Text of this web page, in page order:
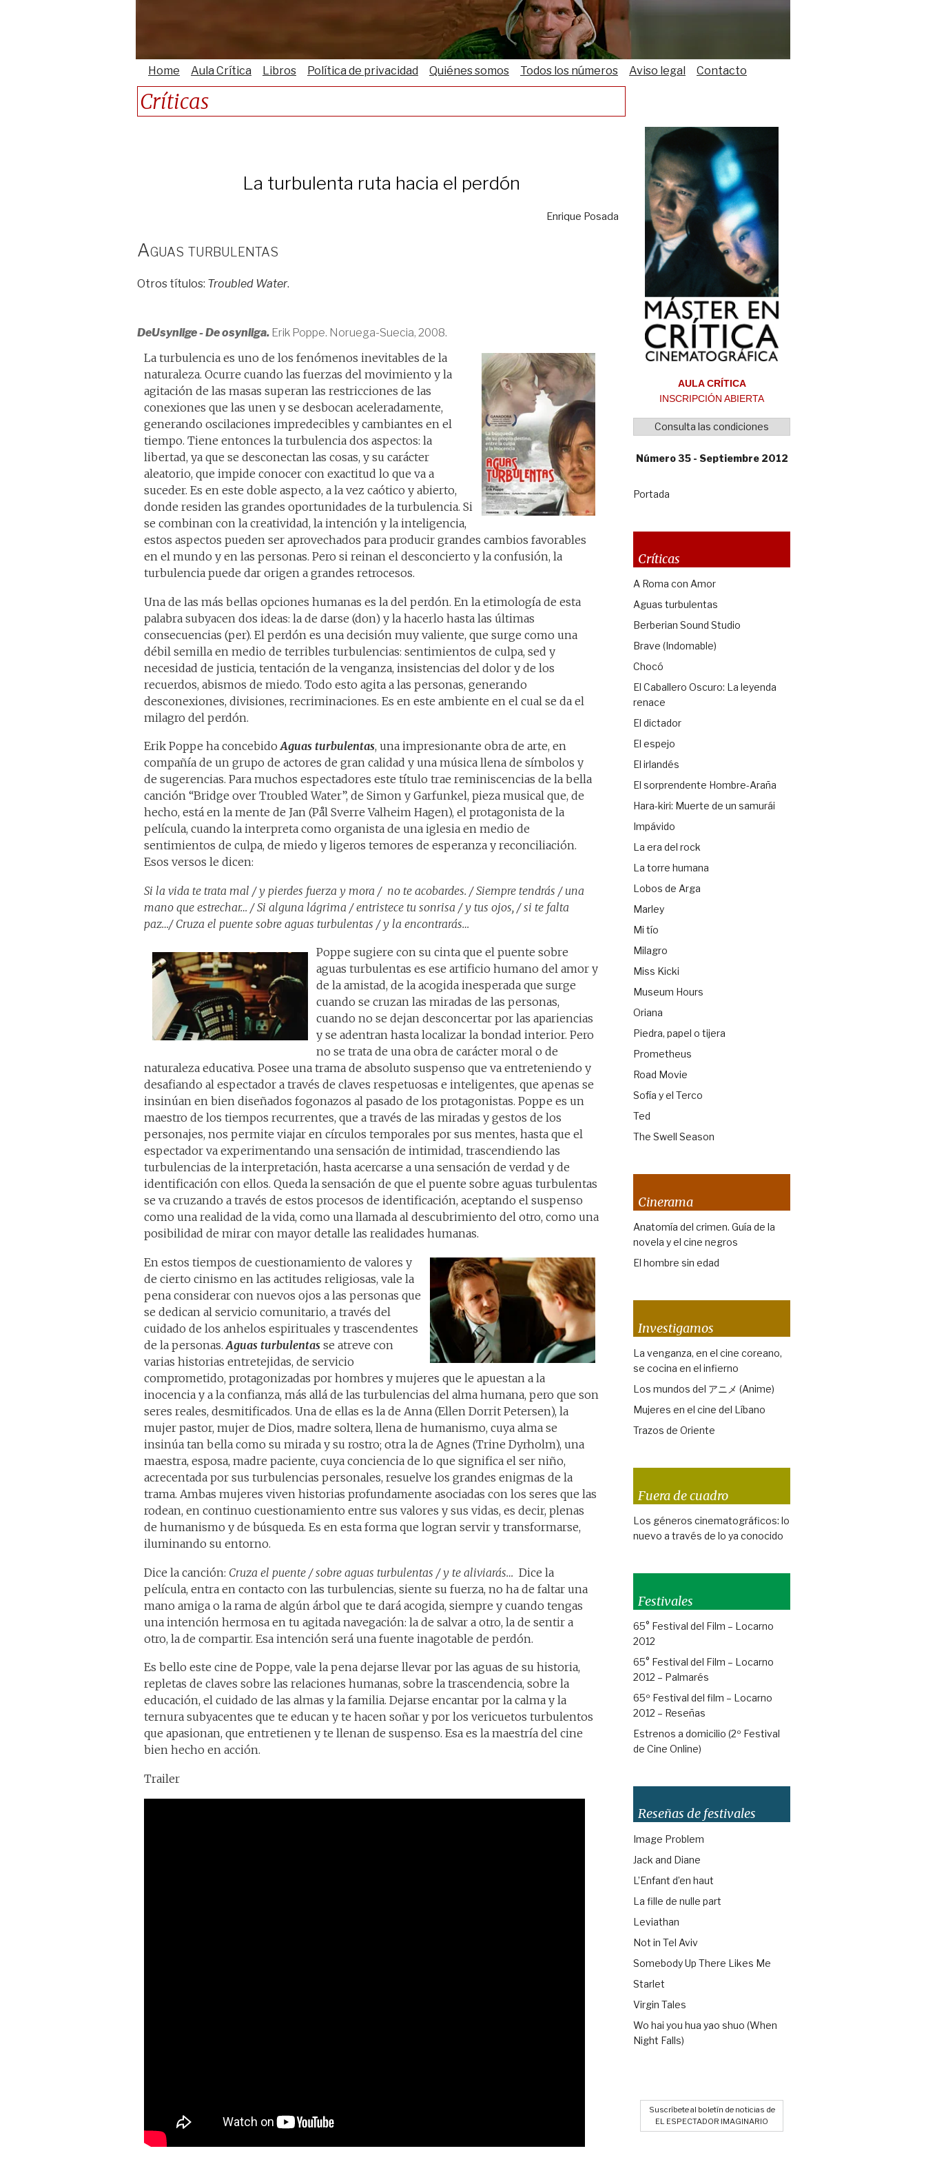
Home Aula Crítica Libros Política de privacidad Quiénes somos Todos los números Aviso legal Contacto
Críticas
La turbulenta ruta hacia el perdón
Enrique Posada
Aguas turbulentas
Otros títulos: Troubled Water.
DeUsynlige - De osynliga. Erik Poppe. Noruega-Suecia, 2008.
La turbulencia es uno de los fenómenos inevitables de la
naturaleza. Ocurre cuando las fuerzas del movimiento y la
agitación de las masas superan las restricciones de las
conexiones que las unen y se desbocan aceleradamente,
generando oscilaciones impredecibles y cambiantes en el
tiempo. Tiene entonces la turbulencia dos aspectos: la
libertad, ya que se desconectan las cosas, y su carácter
aleatorio, que impide conocer con exactitud lo que va a
suceder. Es en este doble aspecto, a la vez caótico y abierto,
donde residen las grandes oportunidades de la turbulencia. Si
se combinan con la creatividad, la intención y la inteligencia,
estos aspectos pueden ser aprovechados para producir grandes cambios favorables
en el mundo y en las personas. Pero si reinan el desconcierto y la confusión, la
turbulencia puede dar origen a grandes retrocesos.
Una de las más bellas opciones humanas es la del perdón. En la etimología de esta
palabra subyacen dos ideas: la de darse (don) y la hacerlo hasta las últimas
consecuencias (per). El perdón es una decisión muy valiente, que surge como una
débil semilla en medio de terribles turbulencias: sentimientos de culpa, sed y
necesidad de justicia, tentación de la venganza, insistencias del dolor y de los
recuerdos, abismos de miedo. Todo esto agita a las personas, generando
desconexiones, divisiones, recriminaciones. Es en este ambiente en el cual se da el
milagro del perdón.
Erik Poppe ha concebidoAguas turbulentas, una impresionante obra de arte, en
compañía de un grupo de actores de gran calidad y una música llena de símbolos y
de sugerencias. Para muchos espectadores este título trae reminiscencias de la bella
canción “Bridge over Troubled Water”, de Simon y Garfunkel, pieza musical que, de
hecho, está en la mente de Jan (Pål Sverre Valheim Hagen), el protagonista de la
película, cuando la interpreta como organista de una iglesia en medio de
sentimientos de culpa, de miedo y ligeros temores de esperanza y reconciliación.
Esos versos le dicen:
Si la vida te trata mal / y pierdes fuerza y mora / no te acobardes. / Siempre tendrás / una
mano que estrechar… / Si alguna lágrima / entristece tu sonrisa / y tus ojos, / si te falta
paz…/ Cruza el puente sobre aguas turbulentas / y la encontrarás…
Poppe sugiere con su cinta que el puente sobre
aguas turbulentas es ese artificio humano del amor y
de la amistad, de la acogida inesperada que surge
cuando se cruzan las miradas de las personas,
cuando no se dejan desconcertar por las apariencias
y se adentran hasta localizar la bondad interior. Pero
no se trata de una obra de carácter moral o de
naturaleza educativa. Posee una trama de absoluto suspenso que va entreteniendo y
desafiando al espectador a través de claves respetuosas e inteligentes, que apenas se
insinúan en bien diseñados fogonazos al pasado de los protagonistas. Poppe es un
maestro de los tiempos recurrentes, que a través de las miradas y gestos de los
personajes, nos permite viajar en círculos temporales por sus mentes, hasta que el
espectador va experimentando una sensación de intimidad, trascendiendo las
turbulencias de la interpretación, hasta acercarse a una sensación de verdad y de
identificación con ellos. Queda la sensación de que el puente sobre aguas turbulentas
se va cruzando a través de estos procesos de identificación, aceptando el suspenso
como una realidad de la vida, como una llamada al descubrimiento del otro, como una
posibilidad de mirar con mayor detalle las realidades humanas.
En estos tiempos de cuestionamiento de valores y
de cierto cinismo en las actitudes religiosas, vale la
pena considerar con nuevos ojos a las personas que
se dedican al servicio comunitario, a través del
cuidado de los anhelos espirituales y trascendentes
de la personas. Aguas turbulentas se atreve con
varias historias entretejidas, de servicio
comprometido, protagonizadas por hombres y mujeres que le apuestan a la
inocencia y a la confianza, más allá de las turbulencias del alma humana, pero que son
seres reales, desmitificados. Una de ellas es la de Anna (Ellen Dorrit Petersen), la
mujer pastor, mujer de Dios, madre soltera, llena de humanismo, cuya alma se
insinúa tan bella como su mirada y su rostro; otra la de Agnes (Trine Dyrholm), una
maestra, esposa, madre paciente, cuya conciencia de lo que significa el ser niño,
acrecentada por sus turbulencias personales, resuelve los grandes enigmas de la
trama. Ambas mujeres viven historias profundamente asociadas con los seres que las
rodean, en continuo cuestionamiento entre sus valores y sus vidas, es decir, plenas
de humanismo y de búsqueda. Es en esta forma que logran servir y transformarse,
iluminando su entorno.
Dice la canción: Cruza el puente / sobre aguas turbulentas / y te aliviarás… Dice la
película, entra en contacto con las turbulencias, siente su fuerza, no ha de faltar una
mano amiga o la rama de algún árbol que te dará acogida, siempre y cuando tengas
una intención hermosa en tu agitada navegación: la de salvar a otro, la de sentir a
otro, la de compartir. Esa intención será una fuente inagotable de perdón.
Es bello este cine de Poppe, vale la pena dejarse llevar por las aguas de su historia,
repletas de claves sobre las relaciones humanas, sobre la trascendencia, sobre la
educación, el cuidado de las almas y la familia. Dejarse encantar por la calma y la
ternura subyacentes que te educan y te hacen soñar y por los vericuetos turbulentos
que apasionan, que entretienen y te llenan de suspenso. Esa es la maestría del cine
bien hecho en acción.
Trailer
AULA CRÍTICA
INSCRIPCIÓN ABIERTA
Consulta las condiciones
Número 35 - Septiembre 2012
Portada
Críticas
A Roma con Amor
Aguas turbulentas
Berberian Sound Studio
Brave (Indomable)
Chocó
El Caballero Oscuro: La leyenda
renace
El dictador
El espejo
El irlandés
El sorprendente Hombre-Araña
Hara-kiri: Muerte de un samurái
Impávido
La era del rock
La torre humana
Lobos de Arga
Marley
Mi tío
Milagro
Miss Kicki
Museum Hours
Oriana
Piedra, papel o tijera
Prometheus
Road Movie
Sofía y el Terco
Ted
The Swell Season
Cinerama
Anatomía del crimen. Guía de la
novela y el cine negros
El hombre sin edad
Investigamos
La venganza, en el cine coreano,
se cocina en el infierno
Los mundos del アニメ (Anime)
Mujeres en el cine del Líbano
Trazos de Oriente
Fuera de cuadro
Los géneros cinematográficos: lo
nuevo a través de lo ya conocido
Festivales
65° Festival del Film – Locarno
2012
65° Festival del Film – Locarno
2012 – Palmarés
65º Festival del film – Locarno
2012 – Reseñas
Estrenos a domicilio (2º Festival
de Cine Online)
Reseñas de festivales
Image Problem
Jack and Diane
L’Enfant d’en haut
La fille de nulle part
Leviathan
Not in Tel Aviv
Somebody Up There Likes Me
Starlet
Virgin Tales
Wo hai you hua yao shuo (When
Night Falls)
Suscríbete al boletín de noticias de
EL ESPECTADOR IMAGINARIO